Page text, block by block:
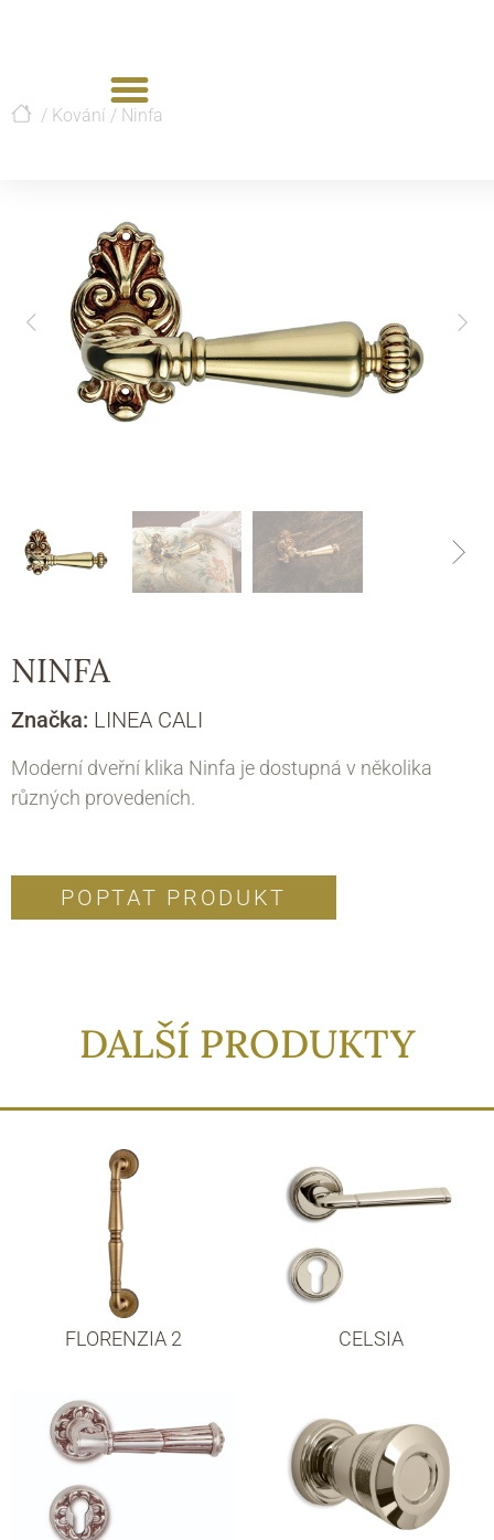
/ Kování / Ninfa
NINFA
Značka: LINEA CALI
Moderní dveřní klika Ninfa je dostupná v několika
různých provedeních.
POPTAT PRODUKT
DALŠÍ PRODUKTY
FLORENZIA 2 CELSIA